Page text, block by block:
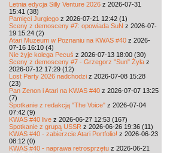
Letnia edycja Silly Venture 2026 z 2026-07-31
15:41 (38)
Pamięci Jurgiego z 2026-07-21 12:42 (1)
Sceny z demosceny #7: opowiada SuN z 2026-07-
19 15:24 (2)
Atari Muzeum w Poznaniu na KWAS #40 z 2026-
07-16 16:10 (4)
Nie żyje kolega Pecuś z 2026-07-13 18:00 (30)
Sceny z demosceny #7 - Grzegorz "Sun" Żyła z
2026-07-12 17:29 (12)
Lost Party 2026 nadchodzi z 2026-07-08 15:28
(23)
Pan Zenon i Atari na KWAS #40 z 2026-07-07 13:25
(7)
Spotkanie z redakcją "The Voice" z 2026-07-04
07:42 (9)
KWAS #40 live z 2026-06-27 12:53 (167)
Spotkanie z grupą USSR z 2026-06-26 19:36 (11)
KWAS #40 - zabierzcie Atari Portfolio! z 2026-06-23
08:12 (0)
KWAS #40 - naprawa retrosprzętu z 2026-06-21